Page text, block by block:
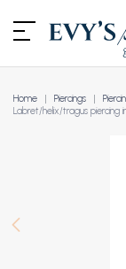
Home Piercings
Labret/helix/tragus piercing